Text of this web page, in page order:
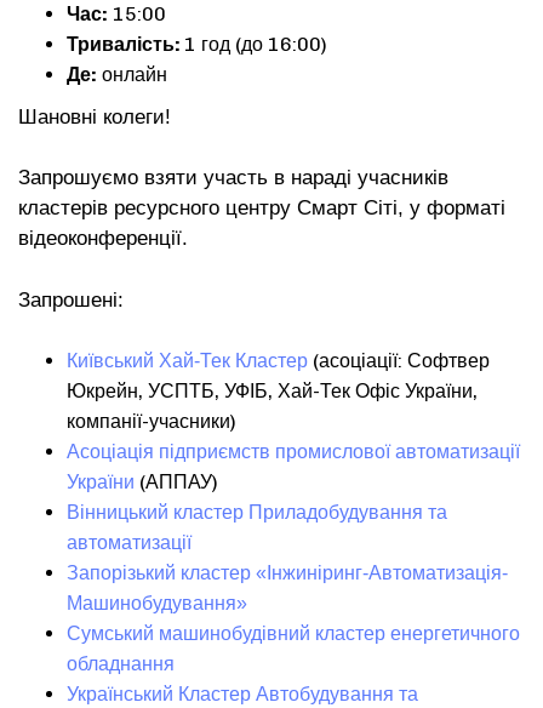
Час: 15:00
Тривалість: 1 год (до 16:00)
Де: онлайн
Шановні колеги!
Запрошуємо взяти участь в нараді учасників
кластерів ресурсного центру Смарт Сіті, у форматі
відеоконференції.
Запрошені:
Київський Хай-Тек Кластер (асоціації: Софтвер
Юкрейн, УСПТБ, УФІБ, Хай-Тек Офіс України,
компанії-учасники)
Асоціація підприємств промислової автоматизації
України (АППАУ)
Вінницький кластер Приладобудування та
автоматизації
Запорізький кластер «Інжиніринг-Автоматизація-
Машинобудування»
Сумський машинобудівний кластер енергетичного
обладнання
Український Кластер Автобудування та